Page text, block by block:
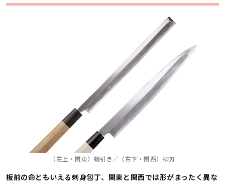
（左上・関東）蛸引き／（右下・関西）柳刃
板前の命ともいえる刺身包丁、関東と関西では形がまったく異な